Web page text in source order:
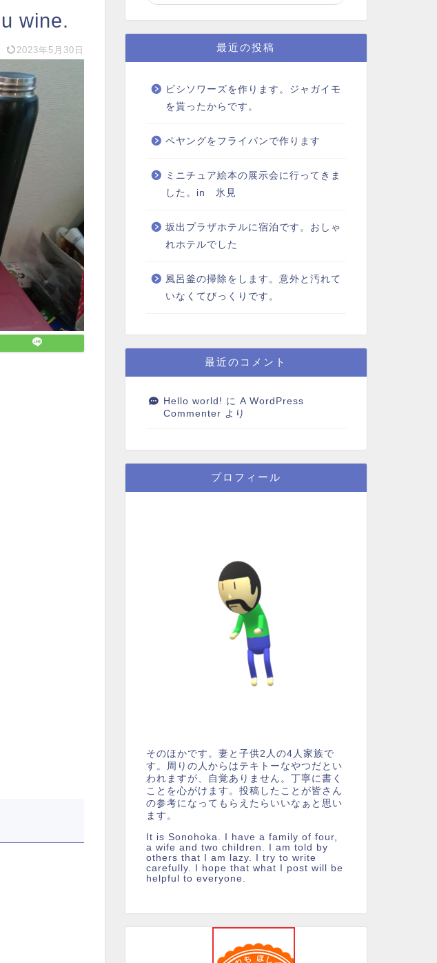
wine.
2023年5月30日 最近の投稿
ビシソワーズを作ります。ジャガイモ
を貰ったからです。
ペヤングをフライパンで作ります
ミニチュア絵本の展示会に行ってきま
した。in 氷見
坂出プラザホテルに宿泊です。おしゃ
れホテルでした
風呂釜の掃除をします。意外と汚れて
いなくてびっくりです。
最近のコメント
Hello world! に A WordPress
Commenter より
プロフィール
そのほかです。妻と子供2人の4人家族で
す。周りの人からはテキトーなやつだとい
われますが、自覚ありません。丁寧に書く
ことを心がけます。投稿したことが皆さん
の参考になってもらえたらいいなぁと思い
ます。
It is Sonohoka. I have a family of four,
a wife and two children. I am told by
others that I am lazy. I try to write
carefully. I hope that what I post will be
helpful to everyone.